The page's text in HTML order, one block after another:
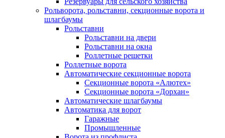
Рольворота, рольставни, секционные ворота и
шлагбаумы
Рольставни
Рольставни на двери
Рольставни на окна
Роллетные решетки
Роллетные ворота
Автоматические секционные ворота
Секционные ворота «Алютех»
Секционные ворота «Дорхан»
Автоматические шлагбаумы
Автоматика для ворот
Гаражные
Промышленные